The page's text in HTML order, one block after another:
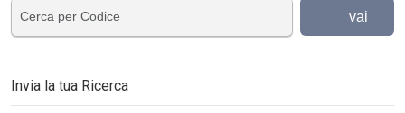
vai
Invia la tua Ricerca